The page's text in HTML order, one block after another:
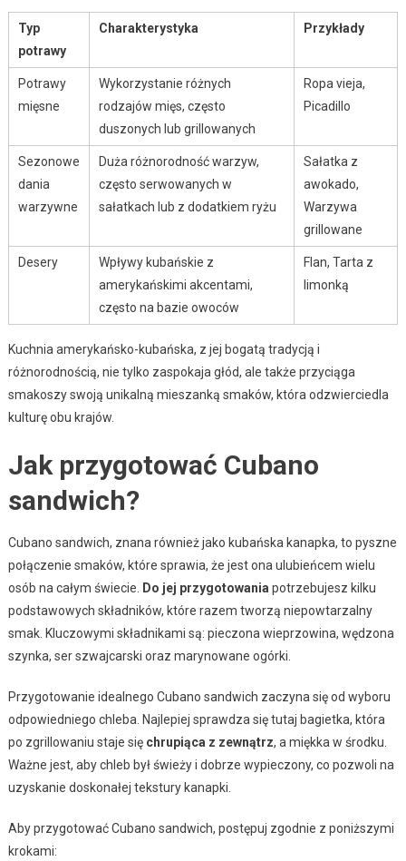
Typ
potrawy
Charakterystyka Przykłady
Potrawy
mięsne
Wykorzystanie różnych
rodzajów mięs, często
duszonych lub grillowanych
Ropa vieja,
Picadillo
Sezonowe
dania
warzywne
Duża różnorodność warzyw,
często serwowanych w
sałatkach lub z dodatkiem ryżu
Sałatka z
awokado,
Warzywa
grillowane
Desery
Wpływy kubańskie z
amerykańskimi akcentami,
często na bazie owoców
Flan, Tarta z
limonką
Kuchnia amerykańsko-kubańska, z jej bogatą tradycją i
różnorodnością, nie tylko zaspokaja głód, ale także przyciąga
smakoszy swoją unikalną mieszanką smaków, która odzwierciedla
kulturę obu krajów.
Jak przygotować Cubano
sandwich?
Cubano sandwich, znana również jako kubańska kanapka, to pyszne
połączenie smaków, które sprawia, że jest ona ulubieńcem wielu
osób na całym świecie.
Do jej przygotowania potrzebujesz kilku
podstawowych składników, które razem tworzą niepowtarzalny
smak. Kluczowymi składnikami są: pieczona wieprzowina, wędzona
szynka, ser szwajcarski oraz marynowane ogórki.
Przygotowanie idealnego Cubano sandwich zaczyna się od wyboru
odpowiedniego chleba. Najlepiej sprawdza się tutaj bagietka, która
po zgrillowaniu staje się chrupiąca z zewnątrz, a miękka w środku.
Ważne jest, aby chleb był świeży i dobrze wypieczony, co pozwoli na
uzyskanie doskonałej tekstury kanapki.
Aby przygotować Cubano sandwich, postępuj zgodnie z poniższymi
krokami: